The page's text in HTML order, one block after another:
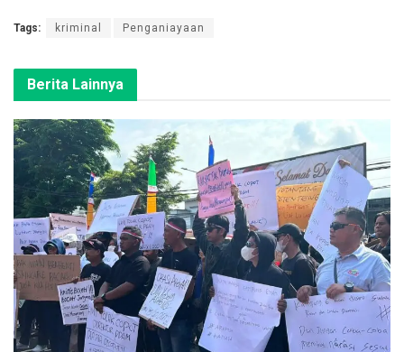
Tags: kriminal Penganiayaan
Berita Lainnya